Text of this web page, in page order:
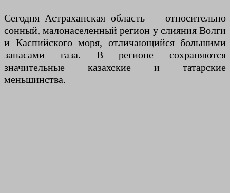
Сегодня Астраханская область — относительно
сонный, малонаселенный регион у слияния Волги
и Каспийского моря, отличающийся большими
запасами газа. В регионе сохраняются
значительные казахские и татарские
меньшинства.